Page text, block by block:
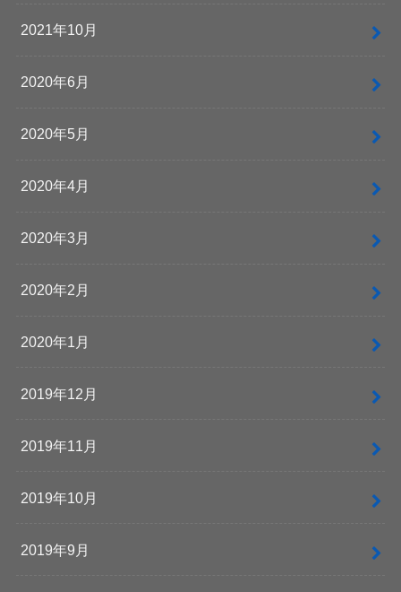
2021年10月
2020年6月
2020年5月
2020年4月
2020年3月
2020年2月
2020年1月
2019年12月
2019年11月
2019年10月
2019年9月